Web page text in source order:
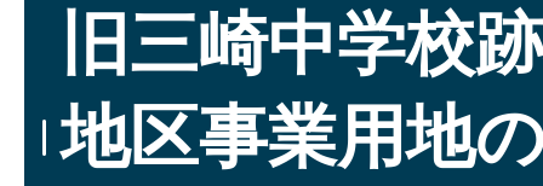
旧三崎中学校
地区事業用地